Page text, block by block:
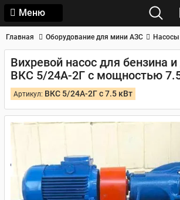
Меню
Главная Оборудование для мини АЗС Насосы
Вихревой насос для бензина
ВКС 5/24А-2Г с мощностью
Артикул: ВКС 5/24А-2Г с 7.5 кВт